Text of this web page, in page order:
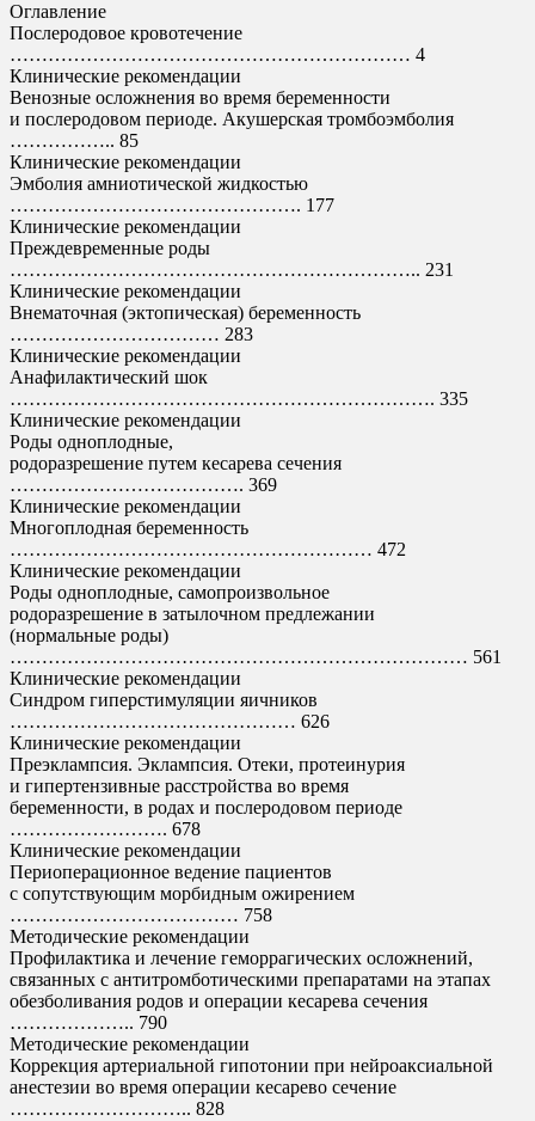
Оглавление
Послеродовое кровотечение
……………………………………………………… 4
Клинические рекомендации
Венозные осложнения во время беременности
и послеродовом периоде. Акушерская тромбоэмболия
…………….. 85
Клинические рекомендации
Эмболия амниотической жидкостью
………………………………………. 177
Клинические рекомендации
Преждевременные роды
……………………………………………………….. 231
Клинические рекомендации
Внематочная (эктопическая) беременность
…………………………… 283
Клинические рекомендации
Анафилактический шок
…………………………………………………………. 335
Клинические рекомендации
Роды одноплодные,
родоразрешение путем кесарева сечения
………………………………. 369
Клинические рекомендации
Многоплодная беременность
………………………………………………… 472
Клинические рекомендации
Роды одноплодные, самопроизвольное
родоразрешение в затылочном предлежании
(нормальные роды)
……………………………………………………………… 561
Клинические рекомендации
Синдром гиперстимуляции яичников
……………………………………… 626
Клинические рекомендации
Преэклампсия. Эклампсия. Отеки, протеинурия
и гипертензивные расстройства во время
беременности, в родах и послеродовом периоде
……………………. 678
Клинические рекомендации
Периоперационное ведение пациентов
с сопутствующим морбидным ожирением
……………………………… 758
Методические рекомендации
Профилактика и лечение геморрагических осложнений,
связанных с антитромботическими препаратами на этапах
обезболивания родов и операции кесарева сечения
……………….. 790
Методические рекомендации
Коррекция артериальной гипотонии при нейроаксиальной
анестезии во время операции кесарево сечение
……………………….. 828